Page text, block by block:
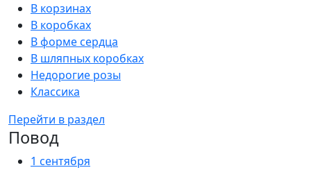
В корзинах
В коробках
В форме сердца
В шляпных коробках
Недорогие розы
Классика
Перейти в раздел
Повод
1 сентября